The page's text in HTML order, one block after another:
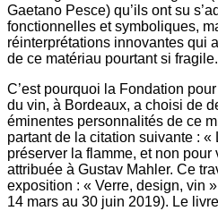
Gaetano Pesce) qu’ils ont su
fonctionnelles et symboliques,
réinterprétations innovantes qui
de ce matériau pourtant si fragile.
C’est pourquoi la Fondation
du vin, à Bordeaux, a choisi de
éminentes personnalités de ce
partant de la citation suivante : «
préserver la flamme, et non pour
attribuée à Gustav Mahler. Ce
exposition : « Verre, design, vin
14 mars au 30 juin 2019). Le